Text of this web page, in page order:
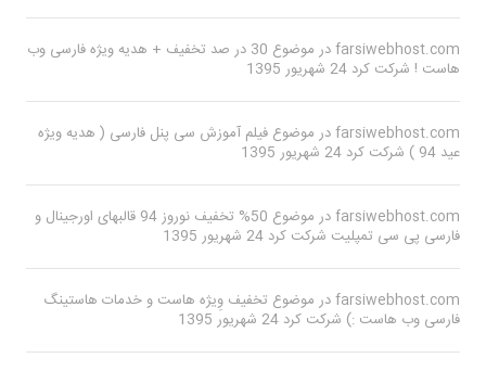
farsiwebhost.comدر موضوع
30 در صد تخفیف + هدیه ویژه فارسی وب
هاست ! شرکت کرد 24 شهریور 1395
farsiwebhost.comدر موضوع فیلم آموزش سی پنل فارسی ( هدیه ویژه
عید 94 )
شرکت کرد 24 شهریور 1395
farsiwebhost.comدر موضوع
50% تخفیف نوروز 94 قالبهای اورجینال و
فارسی پی سی تمپلیت شرکت کرد 24 شهریور 1395
farsiwebhost.comدر موضوع تخفیف وِیژه هاست و خدمات هاستینگ
فارسی وب هاست :) شرکت کرد 24 شهریور 1395